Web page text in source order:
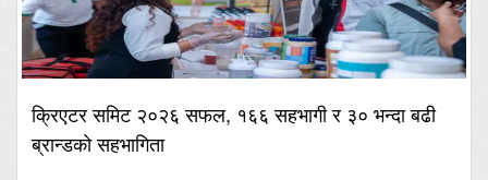
क्रिएटर समिट २०२६ सफल, १६६ सहभागी र ३० भन्दा बढी
ब्रान्डको सहभागिता